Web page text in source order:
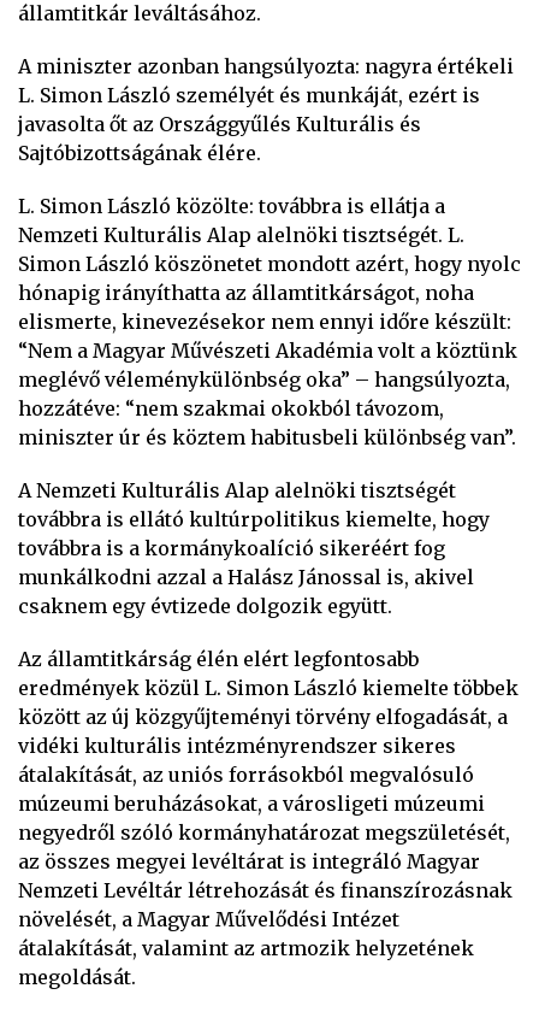
államtitkár leváltásához.
A miniszter azonban hangsúlyozta: nagyra értékeli
L. Simon László személyét és munkáját, ezért is
javasolta őt az Országgyűlés Kulturális és
Sajtóbizottságának élére.
L. Simon László közölte: továbbra is ellátja a
Nemzeti Kulturális Alap alelnöki tisztségét. L.
Simon László köszönetet mondott azért, hogy nyolc
hónapig irányíthatta az államtitkárságot, noha
elismerte, kinevezésekor nem ennyi időre készült:
“Nem a Magyar Művészeti Akadémia volt a köztünk
meglévő véleménykülönbség oka” – hangsúlyozta,
hozzátéve: “nem szakmai okokból távozom,
miniszter úr és köztem habitusbeli különbség van”.
A Nemzeti Kulturális Alap alelnöki tisztségét
továbbra is ellátó kultúrpolitikus kiemelte, hogy
továbbra is a kormánykoalíció sikeréért fog
munkálkodni azzal a Halász Jánossal is, akivel
csaknem egy évtizede dolgozik együtt.
Az államtitkárság élén elért legfontosabb
eredmények közül L. Simon László kiemelte többek
között az új közgyűjteményi törvény elfogadását, a
vidéki kulturális intézményrendszer sikeres
átalakítását, az uniós forrásokból megvalósuló
múzeumi beruházásokat, a városligeti múzeumi
negyedről szóló kormányhatározat megszületését,
az összes megyei levéltárat is integráló Magyar
Nemzeti Levéltár létrehozását és finanszírozásnak
növelését, a Magyar Művelődési Intézet
átalakítását, valamint az artmozik helyzetének
megoldását.